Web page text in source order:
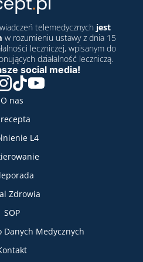
telemedycznych jest
w rozumieniu ustawy z dnia 15
leczniczej, wpisanym do
działalność leczniczą.
O nas
recepta
L4
Zdrowia
SOP
Danych Medycznych
social media!
Instagram
TikTokYouTube